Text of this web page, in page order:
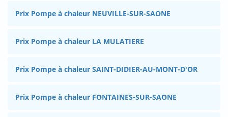
Prix Pompe à chaleur NEUVILLE-SUR-SAONE
Prix Pompe à chaleur LA MULATIERE
Prix Pompe à chaleur SAINT-DIDIER-AU-MONT-D'OR
Prix Pompe à chaleur FONTAINES-SUR-SAONE